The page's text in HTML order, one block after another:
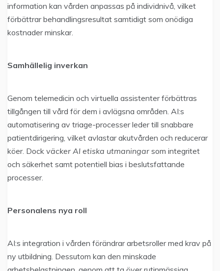
information kan vården anpassas på individnivå, vilket
förbättrar behandlingsresultat samtidigt som onödiga
kostnader minskar.
Samhällelig inverkan
Genom telemedicin och virtuella assistenter förbättras
tillgången till vård för dem i avlägsna områden. AI:s
automatisering av triage-processer leder till snabbare
patientdirigering, vilket avlastar akutvården och reducerar
köer. Dock väcker AI etiska utmaningar som integritet
och säkerhet samt potentiell bias i beslutsfattande
processer.
Personalens nya roll
AI:s integration i vården förändrar arbetsroller med krav på
ny utbildning. Dessutom kan den minskade